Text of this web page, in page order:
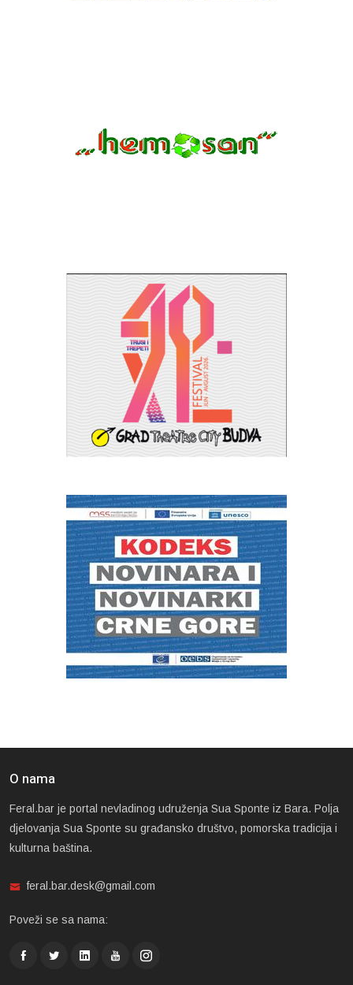
O nama
Feral.bar je portal nevladinog udruženja Sua Sponte iz Bara. Polja
djelovanja Sua Sponte su građansko društvo, pomorska tradicija i
kulturna baština.
feral.bar.desk@gmail.com
Poveži se sa nama: